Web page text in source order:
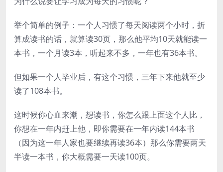
举个简单的例子：一个人习惯了每天阅读两个小时，折
算成读书的话，就算读30页，那么他平均10天就能读一
本书，一个月读3本，听起来不多，一年也有36本书。
但如果一个人毕业后，有这个习惯，三年下来他就至少
读了108本书。
这时候你心血来潮，想读书，你怎么跟上面这个人比，
你想在一年内赶上他，即你需要在一年内读144本书
（因为这一年人家也要继续再读36本）那么你需要两天
半读一本书，你大概需要一天读100页。